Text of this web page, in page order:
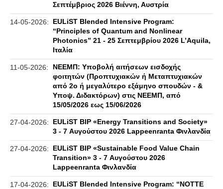
Σεπτέμβριος 2026 Βιέννη, Αυστρία
14-05-2026:
EULiST Blended Intensive Program:
“Principles of Quantum and Nonlinear
Photonics” 21 - 25 Σεπτεμβρίου 2026 L’Aquila,
Ιταλία
11-05-2026:
ΝΕΕΜΠ: Υποβολή αιτήσεων εισδοχής
φοιτητών (Προπτυχιακών ή Μεταπτυχιακών
από 2ο ή μεγαλύτερο εξάμηνο σπουδών - &
Υποψ. Διδακτόρων) στις ΝΕΕΜΠ, από
15/05/2026 εως 15/06/2026
27-04-2026:
EULiST BIP «Energy Transitions and Society»
3 - 7 Αυγούστου 2026 Lappeenranta Φινλανδία
27-04-2026:
EULiST BIP «Sustainable Food Value Chain
Transition» 3 - 7 Αυγούστου 2026
Lappeenranta Φινλανδία
17-04-2026:
EULiST Blended Intensive Program: “NOTTE